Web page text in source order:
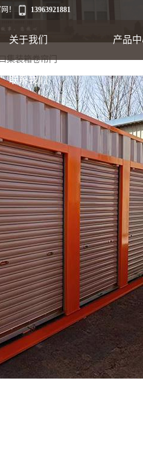
！ 13963921881
关于我们 产品
出口集装箱卷帘
翻板车库门
快速软帘门
快速堆积门
工业提升门
防火卷帘门
联系我们
集装箱卷帘门